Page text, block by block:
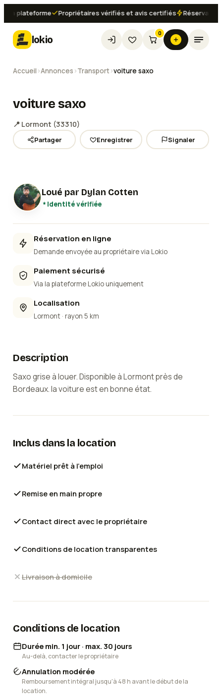
plateforme Propriétaires vérifiés et avis certifiés Réservation
lokio
0
Accueil ›Annonces ›Transport ›voiture saxo
voiture saxo
📍 Lormont (33310)
Partager Enregistrer Signaler
Loué par Dylan Cotten
Identité vérifiée
Réservation en ligne
Demande envoyée au propriétaire via Lokio
Paiement sécurisé
Via la plateforme Lokio uniquement
Localisation
Lormont · rayon 5 km
Description
Saxo grise à louer. Disponible à Lormont près de
Bordeaux. la voiture est en bonne état.
Inclus dans la location
Matériel prêt à l'emploi
Remise en main propre
Contact direct avec le propriétaire
Conditions de location transparentes
Livraison à domicile
Conditions de location
Durée min. 1 jour · max. 30 jours
Au-delà, contacter le propriétaire
Annulation modérée
Remboursement intégral jusqu'à 48 h avant le début de la
location.